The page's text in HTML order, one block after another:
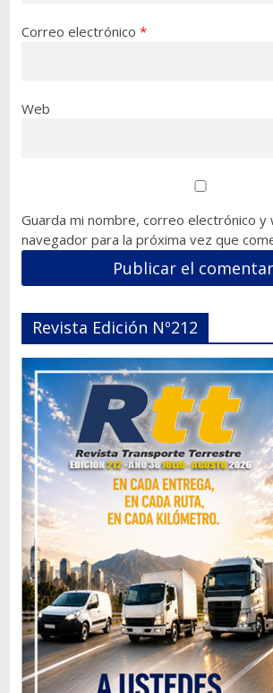
Correo electrónico *
Web
Guarda mi nombre, correo electrónico y
navegador para la próxima vez que
Revista Edición Nº212